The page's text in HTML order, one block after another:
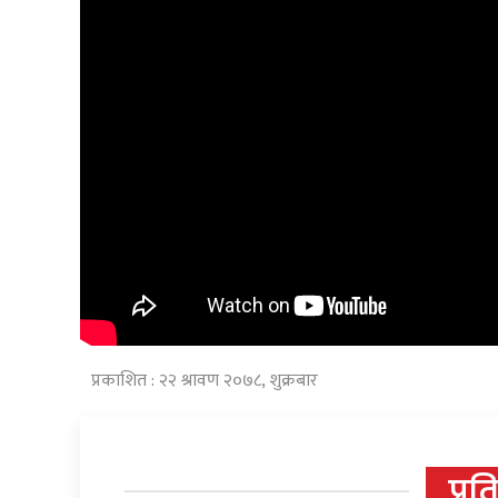
प्रकाशित : २२ श्रावण २०७८, शुक्रबार